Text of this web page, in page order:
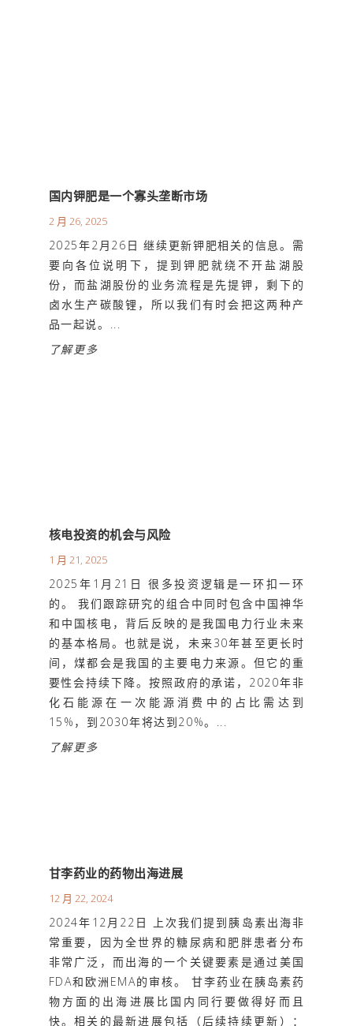
国内钾肥是一个寡头垄断市场
2 月 26, 2025
2025年2月26日 继续更新钾肥相关的信息。需
要向各位说明下，提到钾肥就绕不开盐湖股
份，而盐湖股份的业务流程是先提钾，剩下的
卤水生产碳酸锂，所以我们有时会把这两种产
品一起说。...
了解更多
核电投资的机会与风险
1 月 21, 2025
2025年1月21日 很多投资逻辑是一环扣一环
的。 我们跟踪研究的组合中同时包含中国神华
和中国核电，背后反映的是我国电力行业未来
的基本格局。也就是说，未来30年甚至更长时
间，煤都会是我国的主要电力来源。但它的重
要性会持续下降。按照政府的承诺，2020年非
化石能源在一次能源消费中的占比需达到
15%，到2030年将达到20%。...
了解更多
甘李药业的药物出海进展
12 月 22, 2024
2024年12月22日 上次我们提到胰岛素出海非
常重要，因为全世界的糖尿病和肥胖患者分布
非常广泛，而出海的一个关键要素是通过美国
FDA和欧洲EMA的审核。 甘李药业在胰岛素药
物方面的出海进展比国内同行要做得好而且
快。相关的最新进展包括（后续持续更新）：